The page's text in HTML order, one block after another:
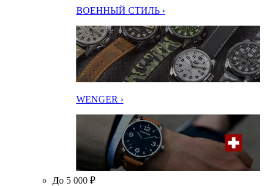
ВОЕННЫЙ СТИЛЬ ›
WENGER ›
До 5 000 ₽